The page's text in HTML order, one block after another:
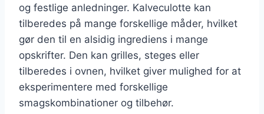
og festlige anledninger. Kalveculotte kan
tilberedes på mange forskellige måder, hvilket
gør den til en alsidig ingrediens i mange
opskrifter. Den kan grilles, steges eller
tilberedes i ovnen, hvilket giver mulighed for at
eksperimentere med forskellige
smagskombinationer og tilbehør.